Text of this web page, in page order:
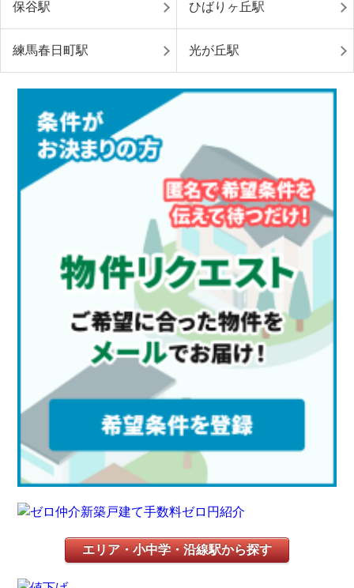
保谷駅 ひばりヶ丘駅
練馬春日町駅 光が丘駅
エリア・小中学・沿線駅から探す